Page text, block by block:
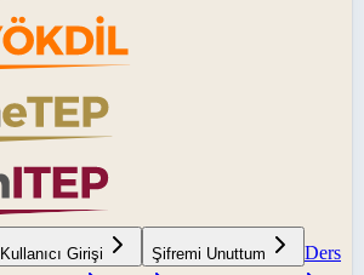
Kullanıcı Girişi Şifremi Unuttum
Ders